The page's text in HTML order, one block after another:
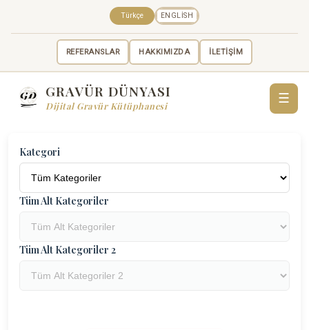
REFERANSLAR HAKKIMIZDA İLETİŞİM
Türkçe ENGLISH
GRAVÜR DÜNYASI
Dijital Gravür Kütüphanesi
☰
Kategori
Tüm Alt Kategoriler
Tüm Alt Kategoriler 2